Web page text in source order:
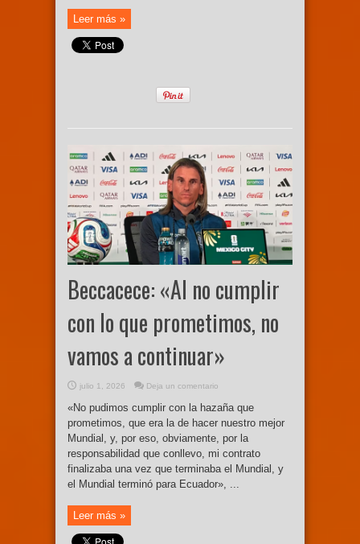
Leer más »
Beccacece: «Al no cumplir
con lo que prometimos, no
vamos a continuar»
julio 1, 2026 Deja un comentario
«No pudimos cumplir con la hazaña que
prometimos, que era la de hacer nuestro mejor
Mundial, y, por eso, obviamente, por la
responsabilidad que conllevo, mi contrato
finalizaba una vez que terminaba el Mundial, y
el Mundial terminó para Ecuador», ...
Leer más »